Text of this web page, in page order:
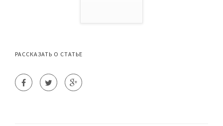
РАССКАЗАТЬ О СТАТЬЕ